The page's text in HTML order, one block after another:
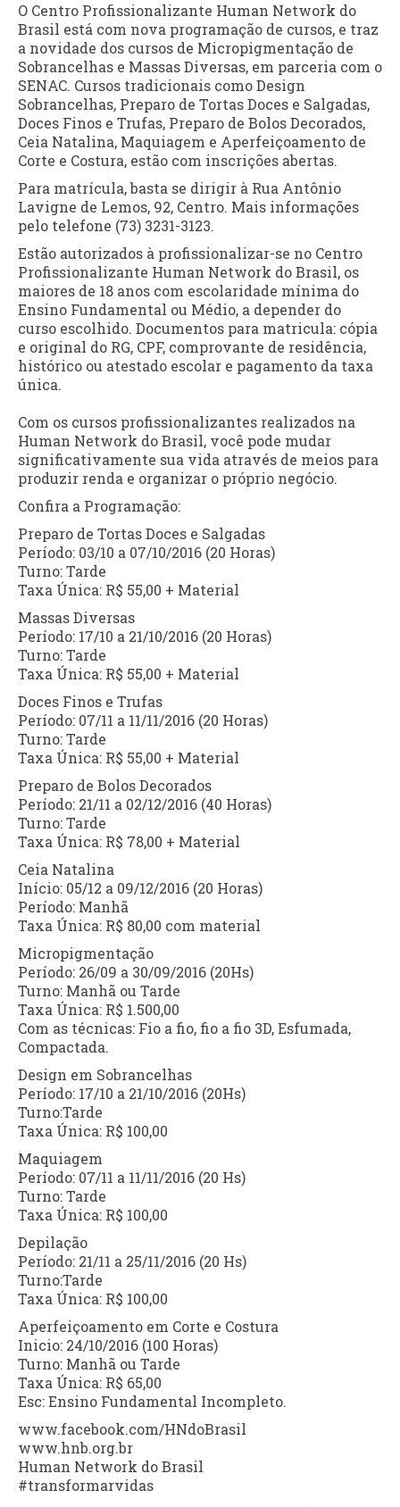
O Centro Profissionalizante Human Network do
Brasil está com nova programação de cursos, e traz
a novidade dos cursos de Micropigmentação de
Sobrancelhas e Massas Diversas, em parceria com o
SENAC. Cursos tradicionais como Design
Sobrancelhas, Preparo de Tortas Doces e Salgadas,
Doces Finos e Trufas, Preparo de Bolos Decorados,
Ceia Natalina, Maquiagem e Aperfeiçoamento de
Corte e Costura, estão com inscrições abertas.
Para matrícula, basta se dirigir à Rua Antônio
Lavigne de Lemos, 92, Centro. Mais informações
pelo telefone (73) 3231-3123.
Estão autorizados à profissionalizar-se no Centro
Profissionalizante Human Network do Brasil, os
maiores de 18 anos com escolaridade mínima do
Ensino Fundamental ou Médio, a depender do
curso escolhido. Documentos para matricula: cópia
e original do RG, CPF, comprovante de residência,
histórico ou atestado escolar e pagamento da taxa
única.
Com os cursos profissionalizantes realizados na
Human Network do Brasil, você pode mudar
significativamente sua vida através de meios para
produzir renda e organizar o próprio negócio.
Confira a Programação:
Preparo de Tortas Doces e Salgadas
Período: 03/10 a 07/10/2016 (20 Horas)
Turno: Tarde
Taxa Única: R$ 55,00 + Material
Massas Diversas
Período: 17/10 a 21/10/2016 (20 Horas)
Turno: Tarde
Taxa Única: R$ 55,00 + Material
Doces Finos e Trufas
Período: 07/11 a 11/11/2016 (20 Horas)
Turno: Tarde
Taxa Única: R$ 55,00 + Material
Preparo de Bolos Decorados
Período: 21/11 a 02/12/2016 (40 Horas)
Turno: Tarde
Taxa Única: R$ 78,00 + Material
Ceia Natalina
Início: 05/12 a 09/12/2016 (20 Horas)
Período: Manhã
Taxa Única: R$ 80,00 com material
Micropigmentação
Período: 26/09 a 30/09/2016 (20Hs)
Turno: Manhã ou Tarde
Taxa Única: R$ 1.500,00
Com as técnicas: Fio a fio, fio a fio 3D, Esfumada,
Compactada.
Design em Sobrancelhas
Período: 17/10 a 21/10/2016 (20Hs)
Turno:Tarde
Taxa Única: R$ 100,00
Maquiagem
Período: 07/11 a 11/11/2016 (20 Hs)
Turno: Tarde
Taxa Única: R$ 100,00
Depilação
Período: 21/11 a 25/11/2016 (20 Hs)
Turno:Tarde
Taxa Única: R$ 100,00
Aperfeiçoamento em Corte e Costura
Inicio: 24/10/2016 (100 Horas)
Turno: Manhã ou Tarde
Taxa Única: R$ 65,00
Esc: Ensino Fundamental Incompleto.
www.facebook.com/HNdoBrasil
www.hnb.org.br
Human Network do Brasil
#transformarvidas